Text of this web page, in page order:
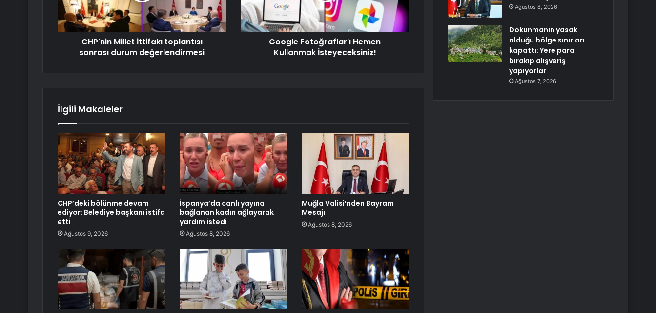
CHP'nin Millet İttifakı toplantısı
sonrası durum değerlendirmesi
Google Fotoğraflar'ı Hemen
Kullanmak İsteyeceksiniz!
İlgili Makaleler
CHP’deki bölünme devam
ediyor: Belediye başkanı istifa
etti
Ağustos 9, 2026
İspanya’da canlı yayına
bağlanan kadın ağlayarak
yardım istedi
Ağustos 8, 2026
Muğla Valisi’nden Bayram
Mesajı
Ağustos 8, 2026
Ağustos 8, 2026
Dokunmanın yasak
olduğu bölge sınırları
kapattı: Yere para
bırakıp alışveriş
yapıyorlar
Ağustos 7, 2026